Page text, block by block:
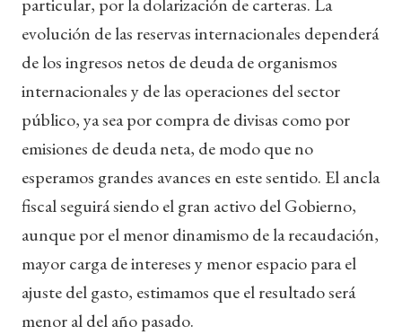
evolución de las reservas internacionales dependerá
de los ingresos netos de deuda de organismos
internacionales y de las operaciones del sector
público, ya sea por compra de divisas como por
emisiones de deuda neta, de modo que no
esperamos grandes avances en este sentido. El ancla
fiscal seguirá siendo el gran activo del Gobierno,
aunque por el menor dinamismo de la recaudación,
mayor carga de intereses y menor espacio para el
ajuste del gasto, estimamos que el resultado será
menor al del año pasado.